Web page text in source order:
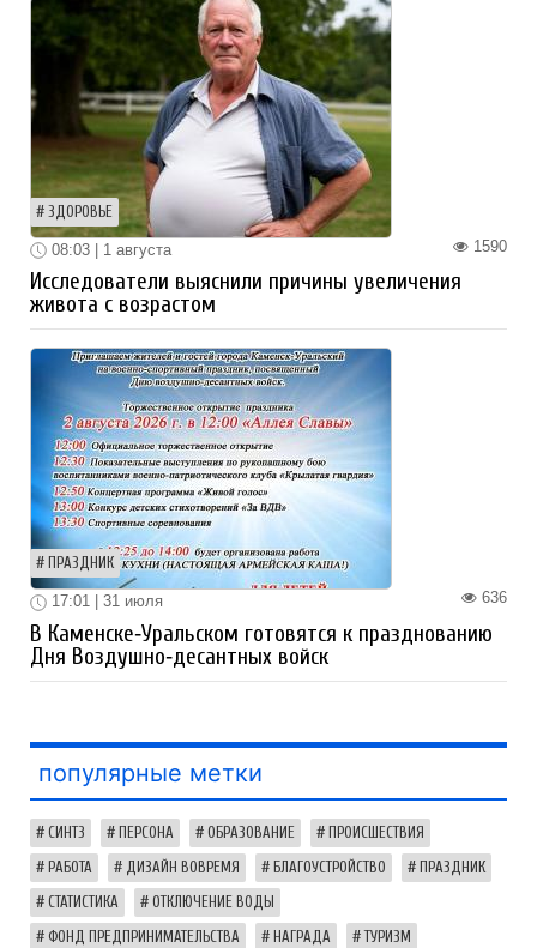
ЗДОРОВЬЕ
1590
08:03 | 1 августа
Исследователи выяснили причины увеличения
живота с возрастом
ПРАЗДНИК
636
17:01 | 31 июля
В Каменске‑Уральском готовятся к празднованию
Дня Воздушно‑десантных войск
популярные метки
СИНТЗ ПЕРСОНА ОБРАЗОВАНИЕ ПРОИСШЕСТВИЯ
РАБОТА ДИЗАЙН ВОВРЕМЯ БЛАГОУСТРОЙСТВО ПРАЗДНИК
СТАТИСТИКА ОТКЛЮЧЕНИЕ ВОДЫ
ФОНД ПРЕДПРИНИМАТЕЛЬСТВА НАГРАДА ТУРИЗМ